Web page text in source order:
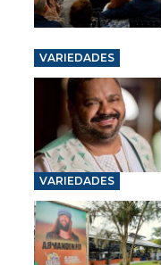
VARIEDADES
VARIEDADES